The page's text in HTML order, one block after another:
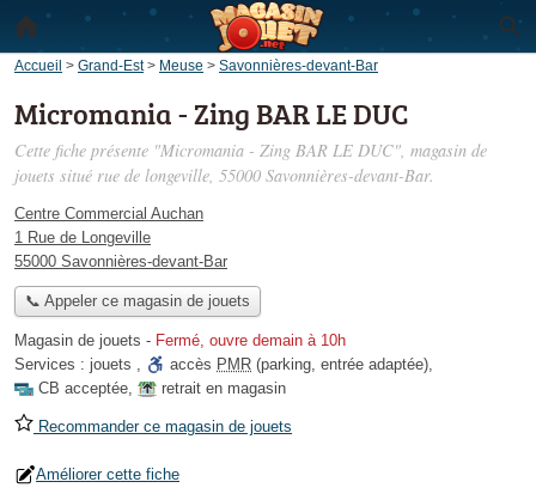
Accueil > Grand-Est> Meuse > Savonnières-devant-Bar
Micromania - Zing BAR LE DUC
Cette fiche présente "Micromania - Zing BAR LE DUC", magasin de
jouets situé rue de longeville, 55000 Savonnières-devant-Bar.
Centre Commercial Auchan
1 Rue de Longeville
55000 Savonnières-devant-Bar
📞 Appeler ce magasin de jouets
Magasin de jouets - Fermé, ouvre demain à 10h
Services : jouets , accès PMR (parking, entrée adaptée),
CB acceptée, retrait en magasin
Recommander ce magasin de jouets
Améliorer cette fiche